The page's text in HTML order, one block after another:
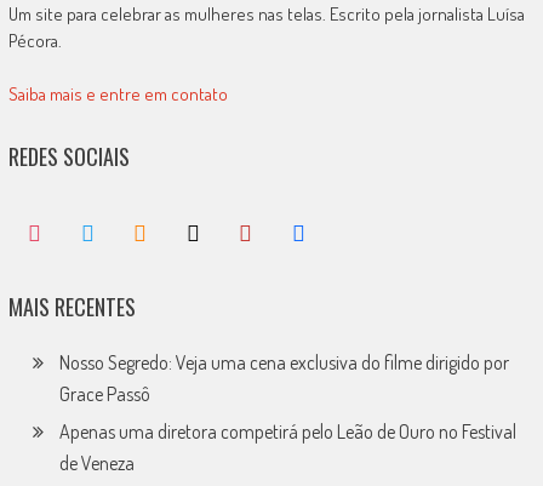
Um site para celebrar as mulheres nas telas. Escrito pela jornalista Luísa
Pécora.
Saiba mais e entre em contato
REDES SOCIAIS
MAIS RECENTES
Nosso Segredo: Veja uma cena exclusiva do filme dirigido por
Grace Passô
Apenas uma diretora competirá pelo Leão de Ouro no Festival
de Veneza